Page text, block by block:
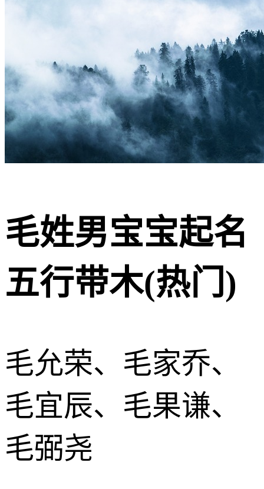
毛姓男宝宝起名
五行带木(热门)
毛允荣、毛家乔、
毛宜辰、毛果谦、
毛弼尧